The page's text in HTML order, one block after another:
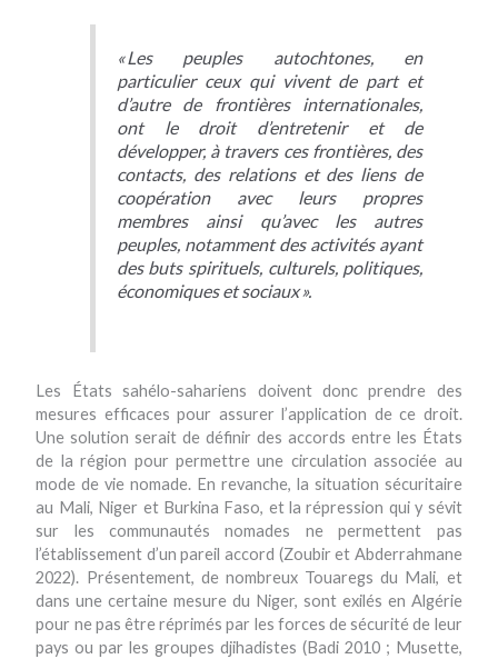
« Les peuples autochtones, en
particulier ceux qui vivent de part et
d’autre de frontières internationales,
ont le droit d’entretenir et de
développer, à travers ces frontières, des
contacts, des relations et des liens de
coopération avec leurs propres
membres ainsi qu’avec les autres
peuples, notamment des activités ayant
des buts spirituels, culturels, politiques,
économiques et sociaux ».
Les États sahélo-sahariens doivent donc prendre des
mesures efficaces pour assurer l’application de ce droit.
Une solution serait de définir des accords entre les États
de la région pour permettre une circulation associée au
mode de vie nomade. En revanche, la situation sécuritaire
au Mali, Niger et Burkina Faso, et la répression qui y sévit
sur les communautés nomades ne permettent pas
l’établissement d’un pareil accord (Zoubir et Abderrahmane
2022). Présentement, de nombreux Touaregs du Mali, et
dans une certaine mesure du Niger, sont exilés en Algérie
pour ne pas être réprimés par les forces de sécurité de leur
pays ou par les groupes djihadistes (Badi 2010 ; Musette,